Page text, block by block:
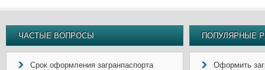
ЧАСТЫЕ ВОПРОСЫ
Срок оформления загранпаспорта
ПОПУЛЯРНЫЕ
Оформить